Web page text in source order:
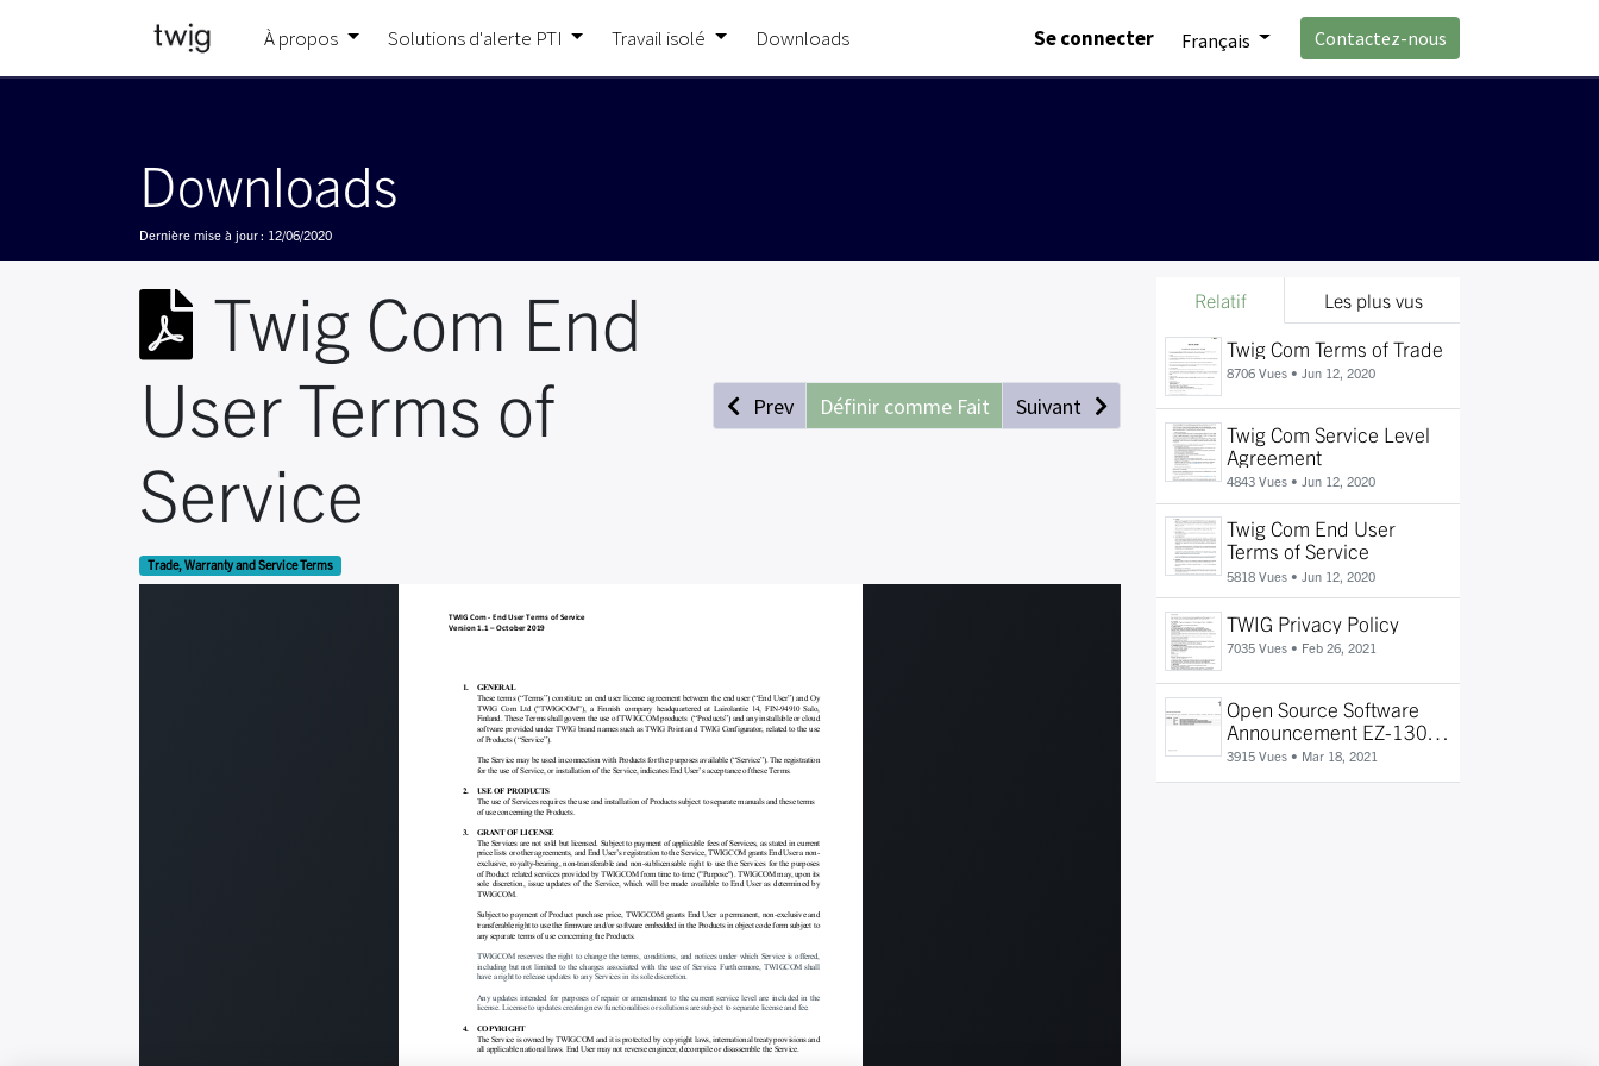
À propos Solutions d'alerte PTI Travail isolé Downloads Se connecter Français Contactez-nous
Downloads
Dernière mise à jour : 12/06/2020
Relatif Les plus vus
Twig Com Terms of Trade
8706 Vues • Jun 12, 2020
Twig Com Service Level
Agreement
4843 Vues • Jun 12, 2020
Twig Com End User
Terms of Service
5818 Vues • Jun 12, 2020
TWIG Privacy Policy
7035 Vues • Feb 26, 2021
Open Source Software
Announcement EZ-1300-
01
3915 Vues • Mar 18, 2021
Twig Com End
User Terms of
Service
Prev Définir comme Fait Suivant
Trade, Warranty and Service Terms